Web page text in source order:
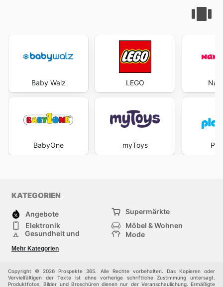
Baby Walz
BabyOne
LEGO
myToys
KATEGORIEN
Angebote
Supermärkte
Elektronik
Möbel & Wohnen
Gesundheit und
Mode
Sportartikel und
Sportbekleidung
Einkaufzentren
Andere
Mehr Kategorien
Copyright © 2026 Prospekte 365. Alle Rechte vorbehalten. Das Kopieren oder
Vervielfältigen der Texte ist ohne vorherige schriftliche Zustimmung untersagt.
Produktfotos, Bilder und Broschüren dienen nur der Veranschaulichung. Ermäßigte